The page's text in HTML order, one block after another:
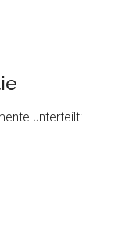
unterteilt: